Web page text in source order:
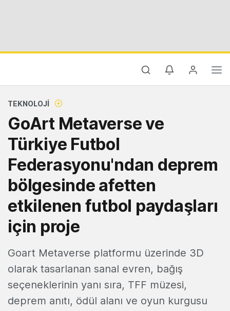
TEKNOLOJI
GoArt Metaverse ve
Türkiye Futbol
Federasyonu'ndan deprem
bölgesinde afetten
etkilenen futbol paydaşları
için proje
Goart Metaverse platformu üzerinde 3D
olarak tasarlanan sanal evren, bağış
seçeneklerinin yanı sıra, TFF müzesi,
deprem anıtı, ödül alanı ve oyun kurgusu